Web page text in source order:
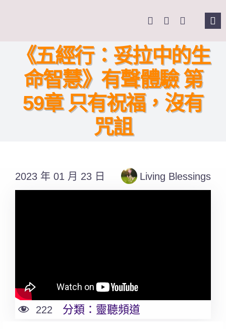
content
《五經行：妥拉中的生
命智慧》有聲體驗 第
59章 只有祝福，沒有
咒詛
2023 年 01 月 23 日 Living Blessings
222 分類： 靈聽頻道